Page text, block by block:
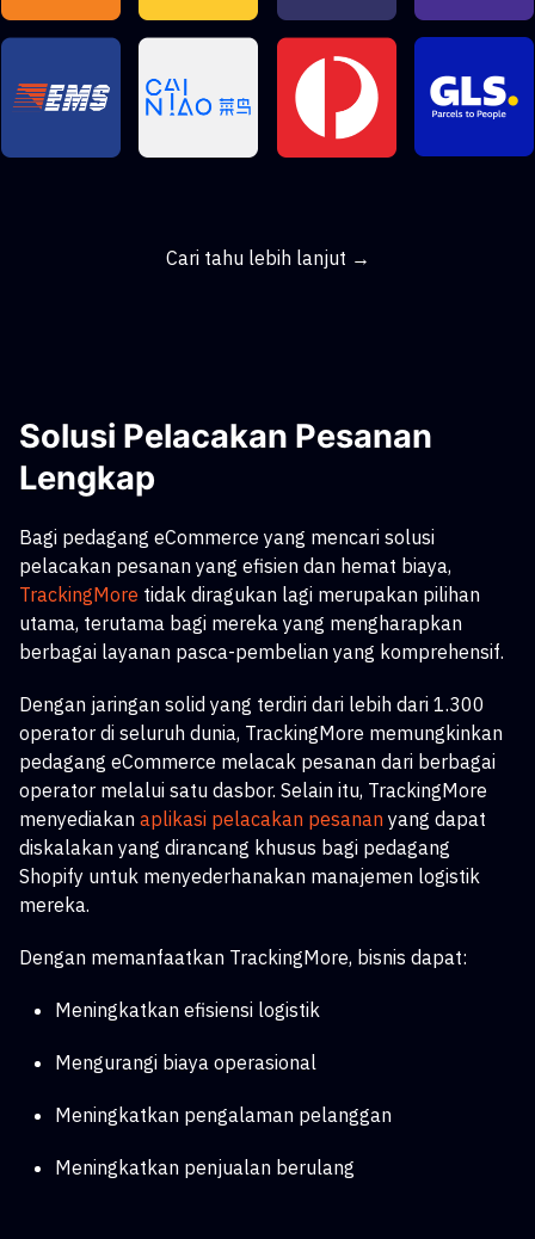
Cari tahu lebih lanjut →
Solusi Pelacakan Pesanan
Lengkap
Bagi pedagang eCommerce yang mencari solusi
pelacakan pesanan yang efisien dan hemat biaya,
TrackingMore tidak diragukan lagi merupakan pilihan
utama, terutama bagi mereka yang mengharapkan
berbagai layanan pasca-pembelian yang komprehensif.
Dengan jaringan solid yang terdiri dari lebih dari 1.300
operator di seluruh dunia, TrackingMore memungkinkan
pedagang eCommerce melacak pesanan dari berbagai
operator melalui satu dasbor. Selain itu, TrackingMore
menyediakan aplikasi pelacakan pesanan yang dapat
diskalakan yang dirancang khusus bagi pedagang
Shopify untuk menyederhanakan manajemen logistik
mereka.
Dengan memanfaatkan TrackingMore, bisnis dapat:
Meningkatkan efisiensi logistik
Mengurangi biaya operasional
Meningkatkan pengalaman pelanggan
Meningkatkan penjualan berulang